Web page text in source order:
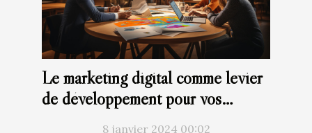
Le marketing digital comme levier
de développement pour vos
8 janvier 2024 00:02